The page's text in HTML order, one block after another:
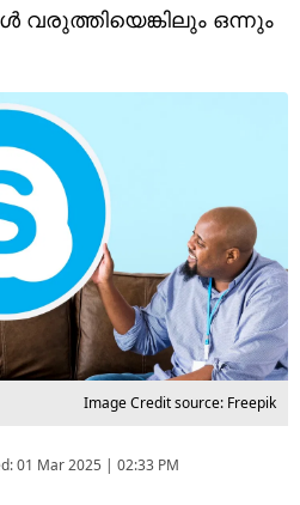
വരുത്തിയെങ്കിലും ഒന്നും
Image Credit source: Freepik
01 Mar 2025 | 02:33 PM